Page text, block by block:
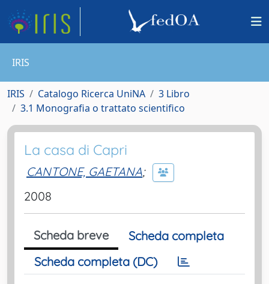
IRIS
IRIS Catalogo Ricerca UniNA
3 Libro
3.1 Monografia o trattato scientifico
La casa di Capri
CANTONE, GAETANA;
2008
Scheda breve
Scheda completa
Scheda completa (DC)